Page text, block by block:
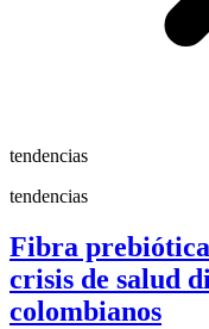
tendencias
tendencias
Fibra
crisis de salud
colombianos